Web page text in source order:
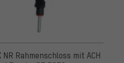
NR Rahmenschloss mit ACH